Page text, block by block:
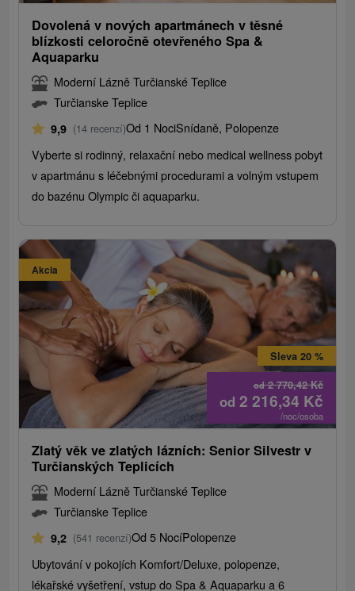
Dovolená v nových apartmánech v těsné
blízkosti celoročně otevřeného Spa &
Aquaparku
Moderní Lázně Turčianské Teplice
Turčianske Teplice
9,9 (14 recenzí)Od 1 NociSnídaně, Polopenze
Vyberte si rodinný, relaxační nebo medical wellness pobyt
v apartmánu s léčebnými procedurami a volným vstupem
do bazénu Olympic či aquaparku.
Akcia
od2 770,42Kč
Sleva 20 %
od 2 216,34 Kč
/noc/osoba
Zlatý věk ve zlatých lázních: Senior Silvestr v
Turčianských Teplicích
Moderní Lázně Turčianské Teplice
Turčianske Teplice
9,2 (541 recenzí)Od 5 NocíPolopenze
Ubytování v pokojích Komfort/Deluxe, polopenze,
lékařské vyšetření, vstup do Spa & Aquaparku a 6